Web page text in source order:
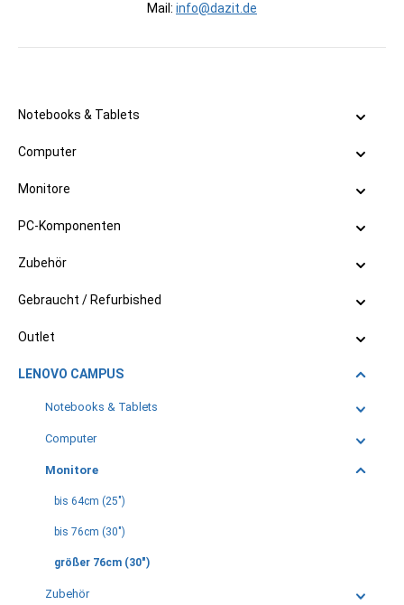
Mail: info@dazit.de
Notebooks & Tablets
Computer
Monitore
PC-Komponenten
Zubehör
Gebraucht / Refurbished
Outlet
LENOVO CAMPUS
Notebooks & Tablets
Computer
Monitore
bis 64cm (25")
bis 76cm (30")
größer 76cm (30")
Zubehör